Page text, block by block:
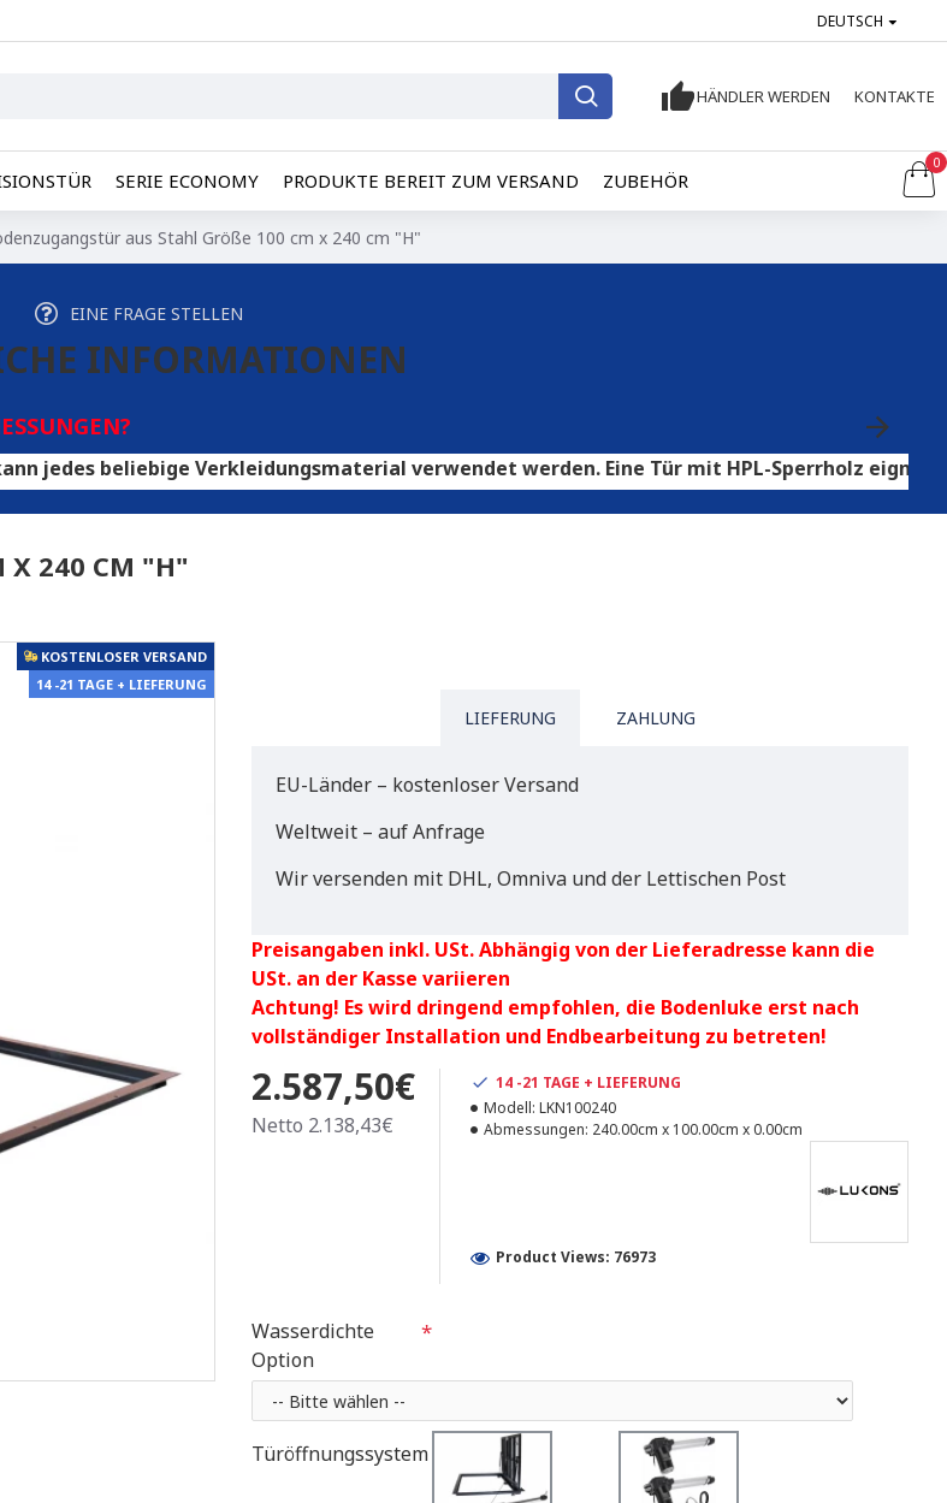
DEUTSCH
HÄNDLER WERDEN KONTAKTE
SERIE ECONOMY PRODUKTE BEREIT ZUM VERSAND ZUBEHÖR
0
aus Stahl Größe 100 cm x 240 cm "H"
EINE FRAGE STELLEN
INFORMATIONEN
beliebige Verkleidungsmaterial verwendet werden. Eine Tür mit HPL-Sperrholz eignet sich für
X 240 CM "H"
KOSTENLOSER VERSAND
14 -21 TAGE + LIEFERUNG
LIEFERUNG ZAHLUNG
EU-Länder – kostenloser Versand
Weltweit – auf Anfrage
Wir versenden mit DHL, Omniva und der Lettischen Post
Preisangaben inkl. USt. Abhängig von der Lieferadresse kann die
USt. an der Kasse variieren
Achtung! Es wird dringend empfohlen, die Bodenluke erst nach
vollständiger Installation und Endbearbeitung zu betreten!
2.587,50€
Netto 2.138,43€
14 -21 TAGE + LIEFERUNG
Modell: LKN100240
Abmessungen: 240.00cm x 100.00cm x 0.00cm
Product Views: 76973
Wasserdichte
Option
Türöffnungssystem